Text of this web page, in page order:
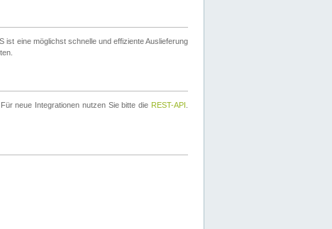
eine möglichst schnelle und effiziente Auslieferung
neue Integrationen nutzen Sie bitte die REST-API